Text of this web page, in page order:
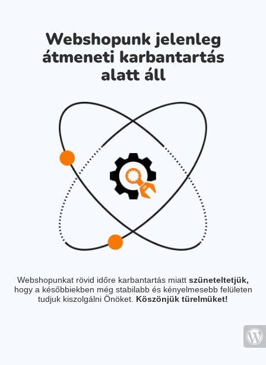
Webshopunk jelenleg
átmeneti karbantartás
alatt áll
Webshopunkat rövid időre karbantartás miatt szüneteltetjük,
hogy a későbbiekben még stabilabb és kényelmesebb felületen
tudjuk kiszolgálni Önöket. Köszönjük türelmüket!